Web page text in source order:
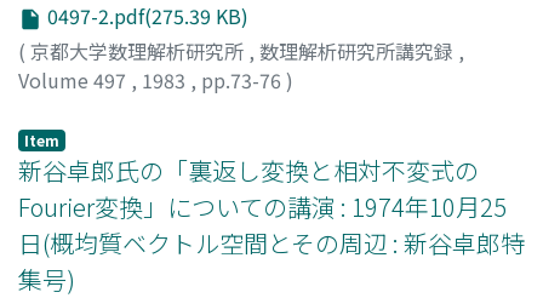
0497-2.pdf(275.39 KB)
( 京都大学数理解析研究所 , 数理解析研究所講究録 ,
Volume 497 , 1983 , pp.73-76 )
シンタニ, タクロウ
Item
新谷卓郎氏の「裏返し変換と相対不変式の
Fourier変換」についての講演 : 1974年10月25
日(概均質ベクトル空間とその周辺 : 新谷卓郎特
集号)